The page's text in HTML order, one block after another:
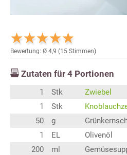
Bewertung: Ø 4,9 (15 Stimmen)
Zutaten für 4 Portionen
1 Stk
Zwiebel
1
Stk
50
g
1
EL
Olivenöl
200
ml